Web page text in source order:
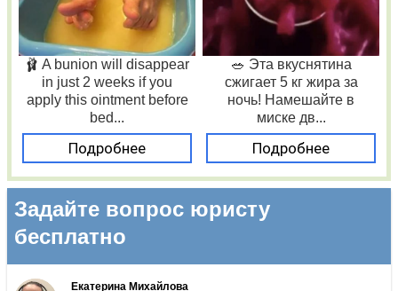
🩰 A bunion will disappear
in just 2 weeks if you
apply this ointment before
bed...
Подробнее
🥗 Эта вкуснятина
сжигает 5 кг жира за
ночь! Намешайте в
миске дв...
Подробнее